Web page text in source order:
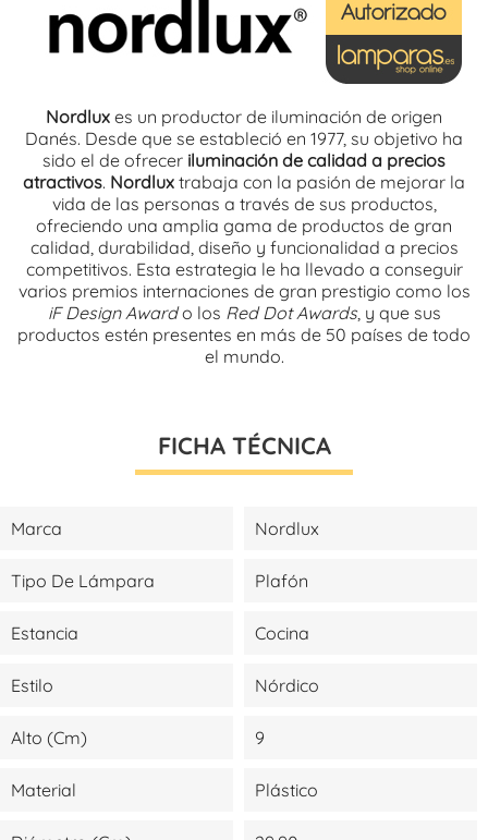
Nordlux es un productor de iluminación de origen
Danés. Desde que se estableció en 1977, su objetivo ha
sido el de ofrecer iluminación de calidad a precios
atractivos. Nordlux trabaja con la pasión de mejorar la
vida de las personas a través de sus productos,
ofreciendo una amplia gama de productos de gran
calidad, durabilidad, diseño y funcionalidad a precios
competitivos. Esta estrategia le ha llevado a conseguir
varios premios internaciones de gran prestigio como los
iF Design Awardo los Red Dot Awards, y que sus
productos estén presentes en más de 50 países de todo
el mundo.
FICHA TÉCNICA
Marca Nordlux
Tipo De Lámpara Plafón
Estancia Cocina
Estilo Nórdico
Alto (cm) 9
Material Plástico